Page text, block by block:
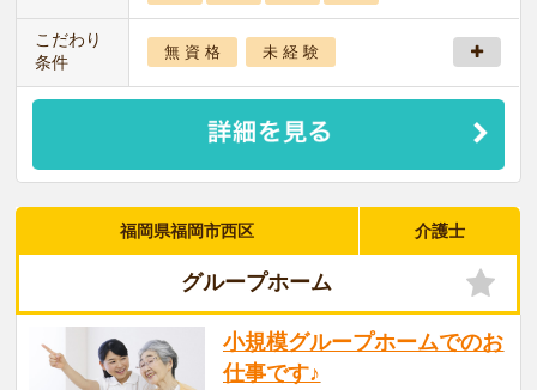
こだわり
条件
無 資 格 未 経 験
福岡県福岡市西区 介護士
グループホーム
小規模グループホームでのお
仕事です♪